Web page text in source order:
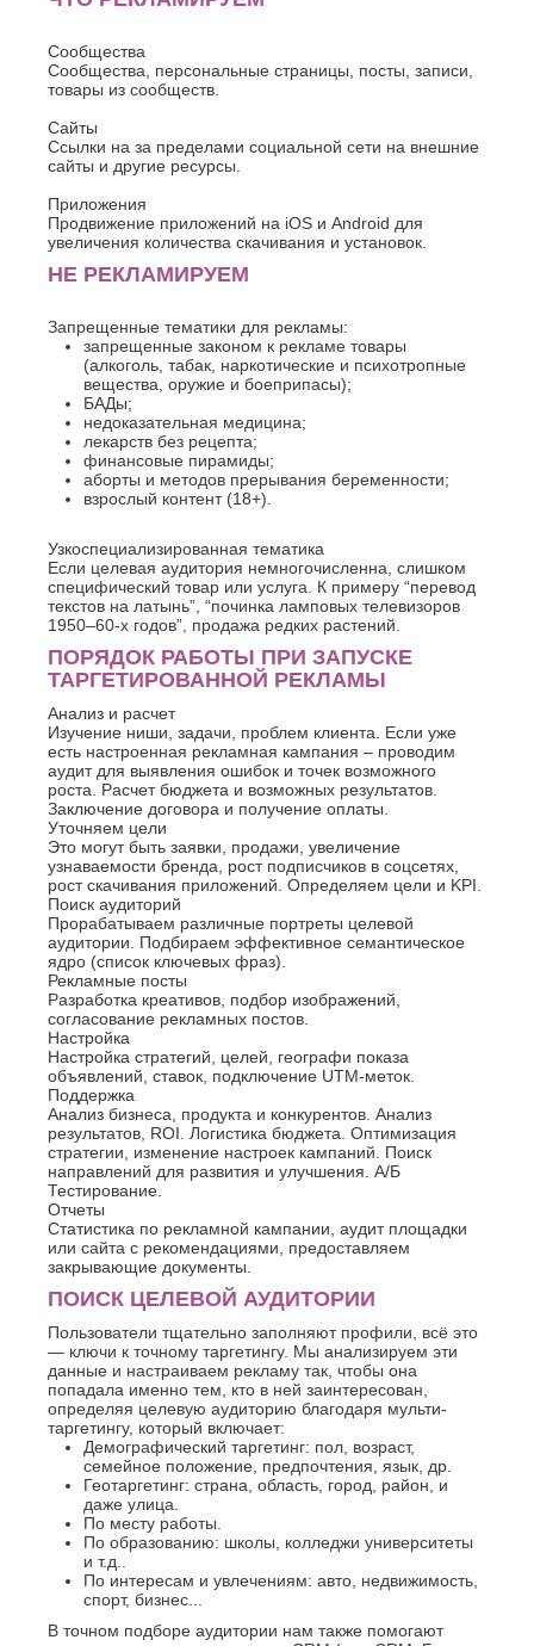
Сообщества
Сообщества, персональные страницы, посты, записи,
товары из сообществ.
Сайты
Ссылки на за пределами социальной сети на внешние
сайты и другие ресурсы.
Приложения
Продвижение приложений на iOS и Android для
увеличения количества скачивания и установок.
НЕ РЕКЛАМИРУЕМ
Запрещенные тематики для рекламы:
запрещенные законом к рекламе товары
(алкоголь, табак, наркотические и психотропные
вещества, оружие и боеприпасы);
БАДы;
недоказательная медицина;
лекарств без рецепта;
финансовые пирамиды;
аборты и методов прерывания беременности;
взрослый контент (18+).
Узкоспециализированная тематика
Если целевая аудитория немногочисленна, слишком
специфический товар или услуга. К примеру “перевод
текстов на латынь”, “починка ламповых телевизоров
1950–60-х годов”, продажа редких растений.
ПОРЯДОК РАБОТЫ ПРИ ЗАПУСКЕ
ТАРГЕТИРОВАННОЙ РЕКЛАМЫ
Анализ и расчет
Изучение ниши, задачи, проблем клиента. Если уже
есть настроенная рекламная кампания – проводим
аудит для выявления ошибок и точек возможного
роста. Расчет бюджета и возможных результатов.
Заключение договора и получение оплаты.
Уточняем цели
Это могут быть заявки, продажи, увеличение
узнаваемости бренда, рост подписчиков в соцсетях,
рост скачивания приложений. Определяем цели и KPI.
Поиск аудиторий
Прорабатываем различные портреты целевой
аудитории. Подбираем эффективное семантическое
ядро (список ключевых фраз).
Рекламные посты
Разработка креативов, подбор изображений,
согласование рекламных постов.
Настройка
Настройка стратегий, целей, географи показа
объявлений, ставок, подключение UTM-меток.
Поддержка
Анализ бизнеса, продукта и конкурентов. Анализ
результатов, ROI. Логистика бюджета. Оптимизация
стратегии, изменение настроек кампаний. Поиск
направлений для развития и улучшения. А/Б
Тестирование.
Отчеты
Статистика по рекламной кампании, аудит площадки
или сайта с рекомендациями, предоставляем
закрывающие документы.
ПОИСК ЦЕЛЕВОЙ АУДИТОРИИ
Пользователи тщательно заполняют профили, всё это
— ключи к точному таргетингу. Мы анализируем эти
данные и настраиваем рекламу так, чтобы она
попадала именно тем, кто в ней заинтересован,
определяя целевую аудиторию благодаря мульти-
таргетингу, который включает:
Демографический таргетинг: пол, возраст,
семейное положение, предпочтения, язык, др.
Геотаргетинг: страна, область, город, район, и
даже улица.
По месту работы.
По образованию: школы, колледжи университеты
и т.д..
По интересам и увлечениям: авто, недвижимость,
спорт, бизнес...
В точном подборе аудитории нам также помогают